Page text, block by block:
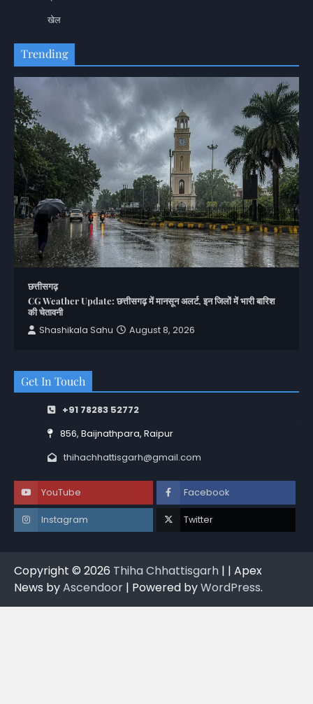
खेल
Trending
छत्तीसगढ़
CG Weather Update: छत्तीसगढ़ में मानसून अलर्ट, इन जिलों में भारी बारिश
की चेतावनी
Shashikala Sahu
August 8, 2026
Get In Touch
+91 78283 52772
856, Baijnathpara, Raipur
thihachhattisgarh@gmail.com
YouTube Facebook
Instagram Twitter
Copyright © 2026 Thiha Chhattisgarh | | Apex
News byAscendoor | Powered byWordPress.